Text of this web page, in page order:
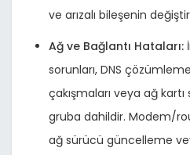
ve arızalı bileşenin
Ağ ve Bağlantı Hataları:
sorunları, DNS
çakışmaları veya ağ
gruba dahildir. Modem/
ağ sürücü güncelleme